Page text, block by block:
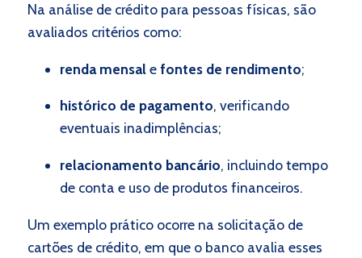
Na análise de crédito para pessoas físicas, são
avaliados critérios como:
renda mensalefontes de rendimento;
histórico de pagamento, verificando
eventuais inadimplências;
relacionamento bancário, incluindo tempo
de conta e uso de produtos financeiros.
Um exemplo prático ocorre na solicitação de
cartões de crédito, em que o banco avalia esses